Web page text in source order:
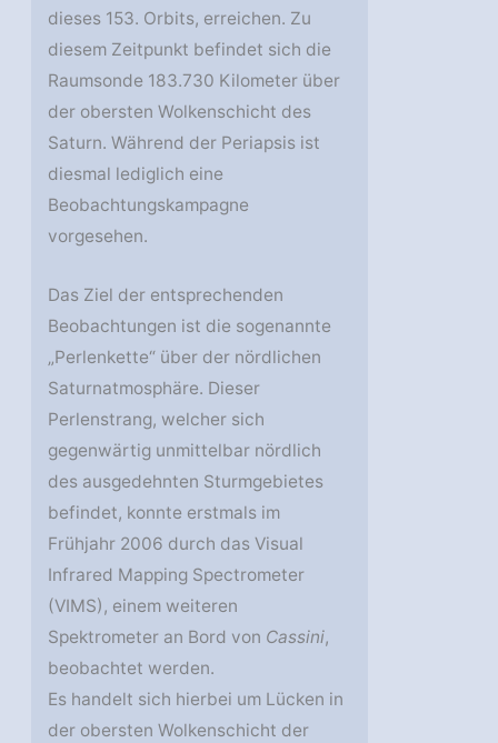
dieses 153. Orbits, erreichen. Zu
diesem Zeitpunkt befindet sich die
Raumsonde 183.730 Kilometer über
der obersten Wolkenschicht des
Saturn. Während der Periapsis ist
diesmal lediglich eine
Beobachtungskampagne
vorgesehen.
Das Ziel der entsprechenden
Beobachtungen ist die sogenannte
„Perlenkette“ über der nördlichen
Saturnatmosphäre. Dieser
Perlenstrang, welcher sich
gegenwärtig unmittelbar nördlich
des ausgedehnten Sturmgebietes
befindet, konnte erstmals im
Frühjahr 2006 durch das Visual
Infrared Mapping Spectrometer
(VIMS), einem weiteren
Spektrometer an Bord von Cassini,
beobachtet werden.
Es handelt sich hierbei um Lücken in
der obersten Wolkenschicht der